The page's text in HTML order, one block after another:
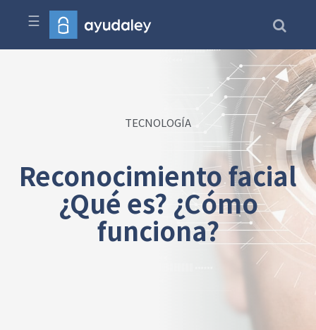
☰
TECNOLOGÍA
Reconocimiento facial
¿Qué es? ¿Cómo
funciona?